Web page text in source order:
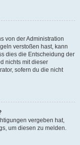
von der Administration
verstoßen hast, kann
dies die Entscheidung der
nichts mit dieser
sofern du die nicht
vergeben hat,
um diesen zu melden.